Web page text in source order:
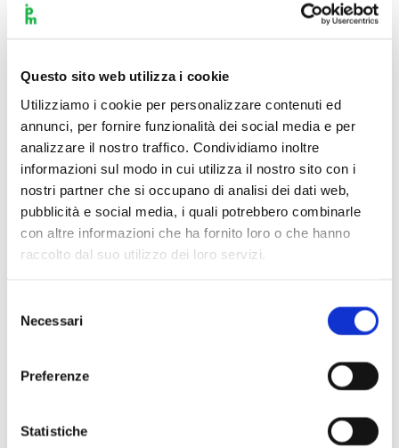
Questo sito web utilizza i cookie
Utilizziamo i cookie per personalizzare contenuti ed
annunci, per fornire funzionalità dei social media e per
analizzare il nostro traffico. Condividiamo inoltre
informazioni sul modo in cui utilizza il nostro sito con i
nostri partner che si occupano di analisi dei dati web,
pubblicità e social media, i quali potrebbero combinarle
con altre informazioni che ha fornito loro o che hanno
raccolto dal suo utilizzo dei loro servizi.
delNecessari
Preferenze
Statistiche